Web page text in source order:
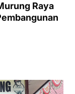
Raya